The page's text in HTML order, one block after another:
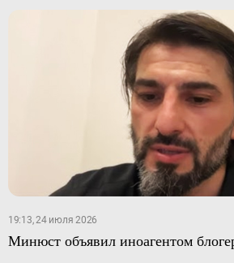
19:13, 24 июля 2026
Минюст объявил иноагентом